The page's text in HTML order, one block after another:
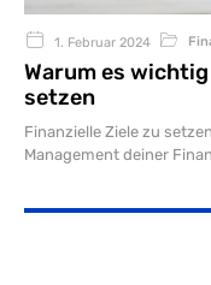
1. Februar 2024
Warum es
setzen
Finanzielle Ziele zu
Management deiner